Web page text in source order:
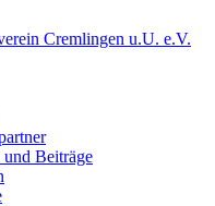
und Beiträge